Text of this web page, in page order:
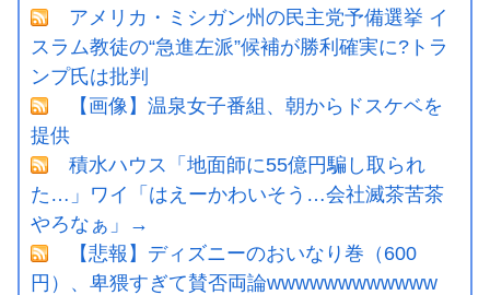
アメリカ・ミシガン州の民主党予備選挙 イ
スラム教徒の“急進左派”候補が勝利確実に?トラ
ンプ氏は批判
【画像】温泉女子番組、朝からドスケベを
提供
積水ハウス「地面師に55億円騙し取られ
た…」ワイ「はえーかわいそう…会社滅茶苦茶
やろなぁ」→
【悲報】ディズニーのおいなり巻（600
円）、卑猥すぎて賛否両論wwwwwwwwwwww